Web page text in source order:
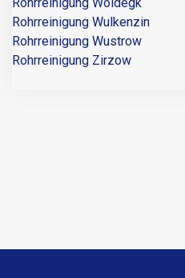
Rohrreinigung Wulkenzin
Rohrreinigung Wustrow
Rohrreinigung Zirzow